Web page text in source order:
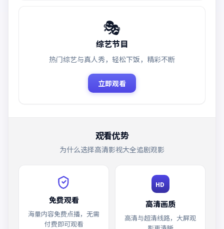
🎭
综艺节目
热门综艺与真人秀，轻松下饭，精彩不断
立即观看
观看优势
为什么选择高清影视大全追剧观影
免费观看
海量内容免费点播，无需
付费即可观看
HD
高清画质
高清与超清线路，大屏观